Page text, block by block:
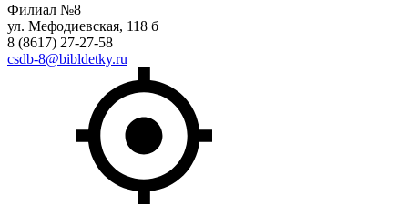
Филиал №8
ул. Мефодиевская, 118 б
8 (8617) 27-27-58
csdb-8@bibldetky.ru